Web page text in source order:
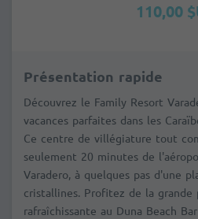
110,00
Présentation rapide
Découvrez le Family Resort
vacances parfaites dans les
Ce centre de villégiature tout
seulement 20 minutes de
Varadero, à quelques pas d'une
cristallines. Profitez de la grande
rafraîchissante au Duna Beach